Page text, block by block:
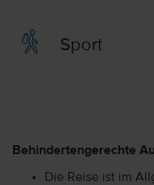
Sport
Behindertengerechte
Die Reise ist im